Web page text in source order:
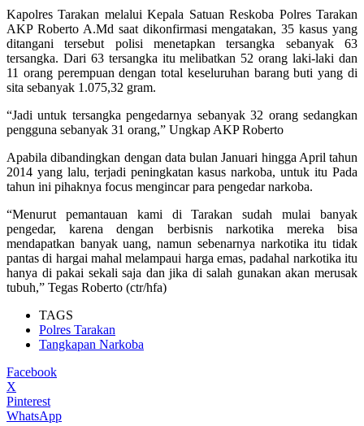
Kapolres Tarakan melalui Kepala Satuan Reskoba Polres Tarakan
AKP Roberto A.Md saat dikonfirmasi mengatakan, 35 kasus yang
ditangani tersebut polisi menetapkan tersangka sebanyak 63
tersangka. Dari 63 tersangka itu melibatkan 52 orang laki-laki dan
11 orang perempuan dengan total keseluruhan barang buti yang di
sita sebanyak 1.075,32 gram.
“Jadi untuk tersangka pengedarnya sebanyak 32 orang sedangkan
pengguna sebanyak 31 orang,” Ungkap AKP Roberto
Apabila dibandingkan dengan data bulan Januari hingga April tahun
2014 yang lalu, terjadi peningkatan kasus narkoba, untuk itu Pada
tahun ini pihaknya focus mengincar para pengedar narkoba.
“Menurut pemantauan kami di Tarakan sudah mulai banyak
pengedar, karena dengan berbisnis narkotika mereka bisa
mendapatkan banyak uang, namun sebenarnya narkotika itu tidak
pantas di hargai mahal melampaui harga emas, padahal narkotika itu
hanya di pakai sekali saja dan jika di salah gunakan akan merusak
tubuh,” Tegas Roberto (ctr/hfa)
TAGS
Polres Tarakan
Tangkapan Narkoba
Facebook
X
Pinterest
WhatsApp